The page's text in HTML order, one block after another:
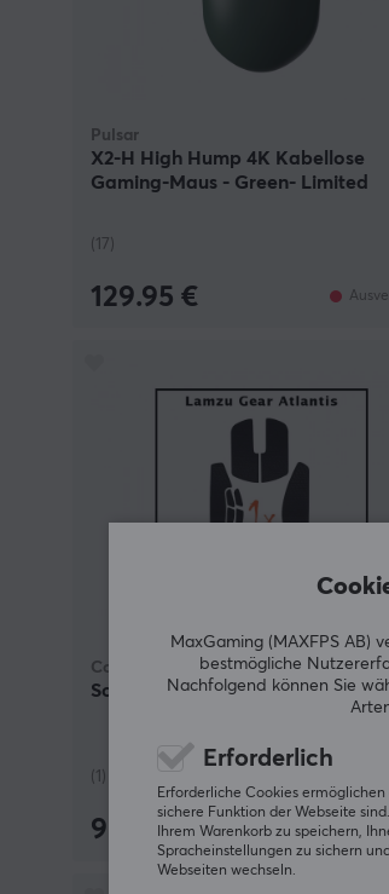
Pulsar
X2-H High Hump 4K Kabellose
Gaming-Maus - Green- Limited
(17)
129.95 €
Corepad
Soft Grips für Lamzu Atlantis -
(1)
9.49 €
MaxGaming (MAXFPS AB)
bestmögliche
Nachfolgend können Sie
Erforderlich
Erforderliche Cookies
sichere Funktion der Webseite
Ihrem Warenkorb zu speichern,
Spracheinstellungen zu sichern
Webseiten wechseln.